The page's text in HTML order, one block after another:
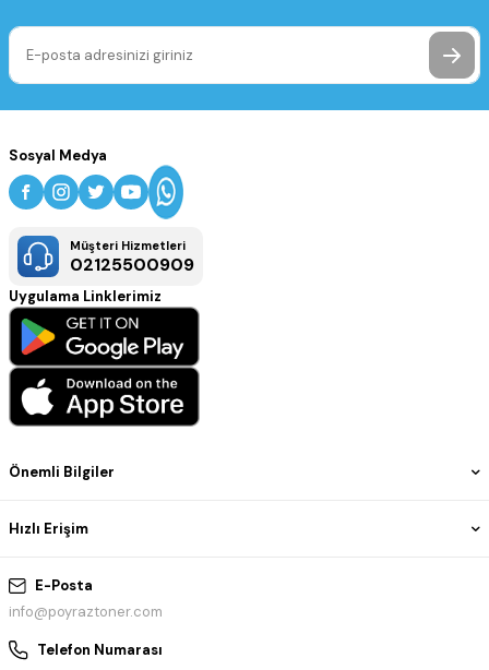
E-Posta
info@poyraztoner.com
Telefon Numarası
Önemli Bilgiler
Hızlı Erişim
Sosyal Medya
Müşteri Hizmetleri
02125500909
Uygulama Linklerimiz